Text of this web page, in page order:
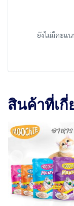
ยังไม่มีคะแ
สินค้าที่เกี่